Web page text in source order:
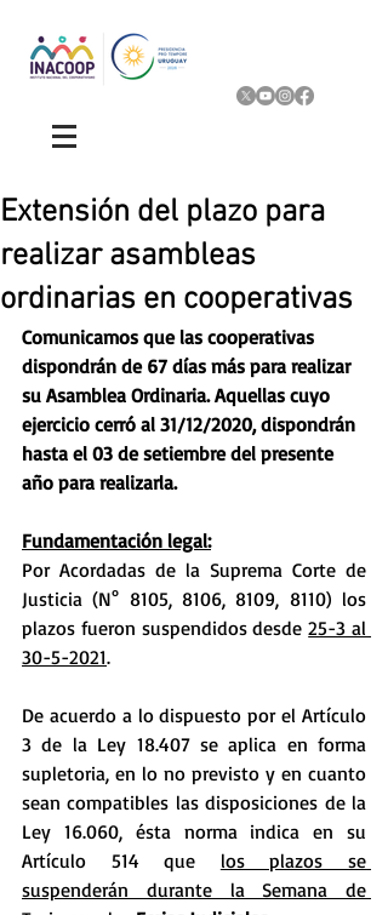
Extensión del plazo para
realizar asambleas
ordinarias en cooperativas
Comunicamos que las cooperativas
dispondrán de 67 días más para realizar
su Asamblea Ordinaria. Aquellas cuyo
ejercicio cerró al 31/12/2020, dispondrán
hasta el 03 de setiembre del presente
año para realizarla.
Fundamentación legal:
Por Acordadas de la Suprema Corte de
Justicia (N° 8105, 8106, 8109, 8110) los
plazos fueron suspendidos desde 25-3 al
30-5-2021.
De acuerdo a lo dispuesto por el Artículo
3 de la Ley 18.407 se aplica en forma
supletoria, en lo no previsto y en cuanto
sean compatibles las disposiciones de la
Ley 16.060, ésta norma indica en su
Artículo 514 que los plazos se
suspenderán durante la Semana de